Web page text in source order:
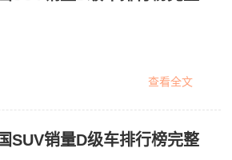
查看全文
SUV销量D级车排行榜完整